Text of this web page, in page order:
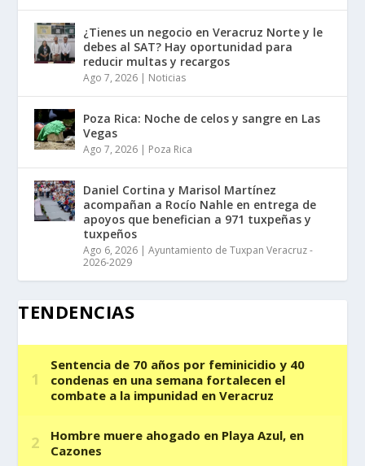
¿Tienes un negocio en Veracruz Norte y le
debes al SAT? Hay oportunidad para
reducir multas y recargos
Ago 7, 2026 | Noticias
Poza Rica: Noche de celos y sangre en Las
Vegas
Ago 7, 2026 | Poza Rica
Daniel Cortina y Marisol Martínez
acompañan a Rocío Nahle en entrega de
apoyos que benefician a 971 tuxpeñas y
tuxpeños
Ago 6, 2026 |Ayuntamiento de Tuxpan Veracruz -
2026-2029
TENDENCIAS